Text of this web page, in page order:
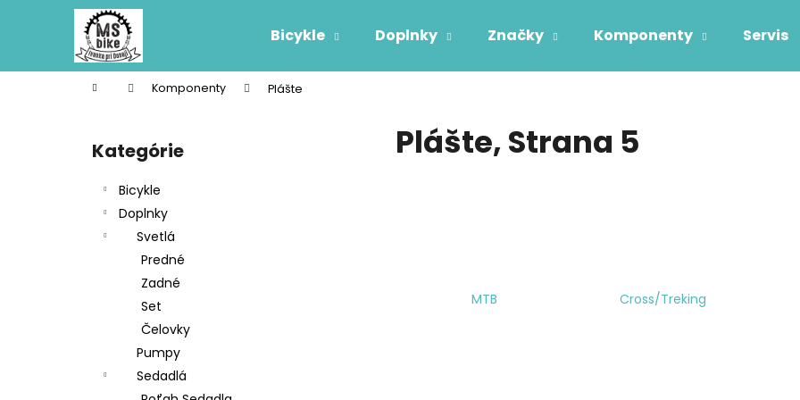
Bicykle Doplnky Značky Komponenty Servis
Domov Komponenty Plášte
Preskočiť
kategórie
Kategórie
Bicykle
Doplnky
Svetlá
Predné
Zadné
Set
Čelovky
Pumpy
Sedadlá
Plášte, Strana 5
MTB Cross/Treking
í
Späť
do
Späť
do